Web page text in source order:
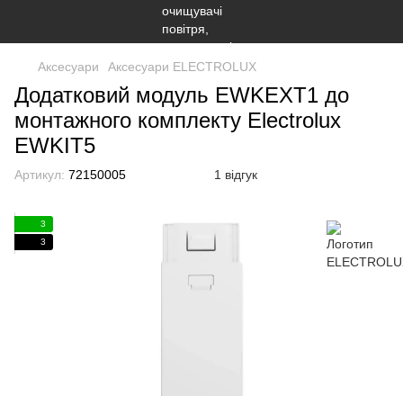
Аксесуари Аксесуари ELECTROLUX
Додатковий модуль EWKEXT1 до
монтажного комплекту Electrolux
EWKIT5
Артикул: 72150005 1 відгук
3
3